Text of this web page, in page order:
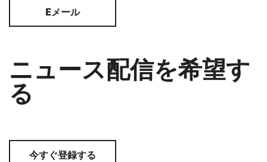
Eメール
ニュース配信を希望す
る
今すぐ登録する